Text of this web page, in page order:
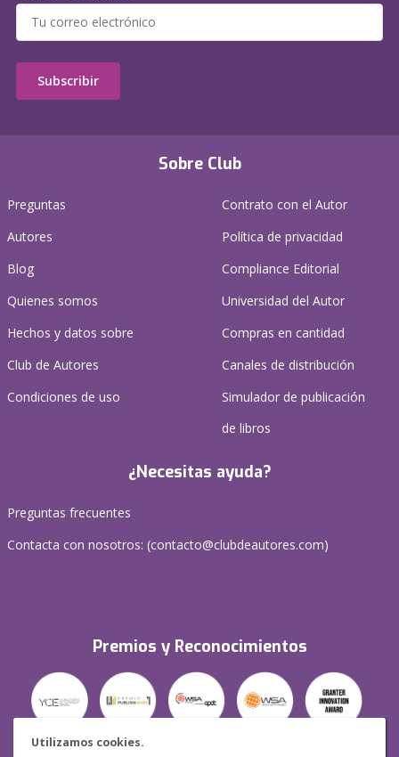
Utilizamos cookies.
Sobre Club
Preguntas
Autores
Blog
Quienes somos
Hechos y datos sobre
Club de Autores
Condiciones de uso
Contrato con el Autor
Política de privacidad
Compliance Editorial
Universidad del Autor
Compras en cantidad
Canales de distribución
Simulador de publicación
de libros
¿Necesitas ayuda?
Preguntas frecuentes
Contacta con nosotros: (contacto@clubdeautores.com)
Premios y Reconocimientos
Subscribir